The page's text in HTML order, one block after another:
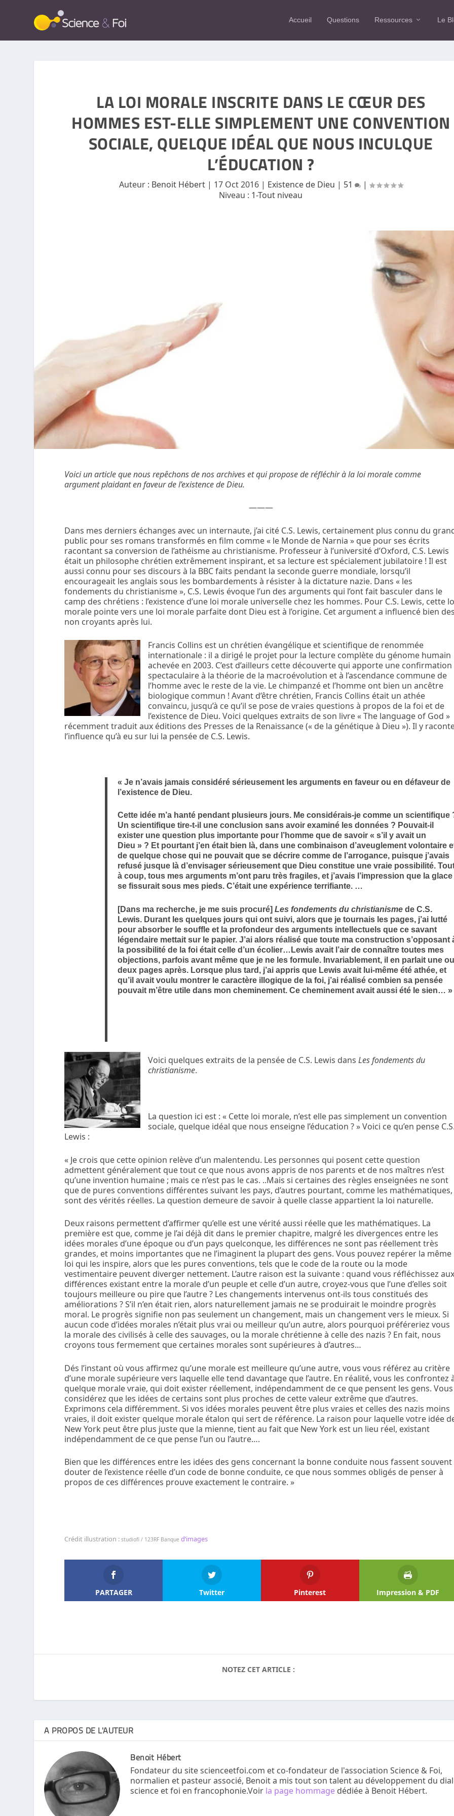
Accueil Questions Ressources Le
LA LOI MORALE INSCRITE DANS LE CŒUR DES
HOMMES EST-ELLE SIMPLEMENT UNE CONVENTION
SOCIALE, QUELQUE IDÉAL QUE NOUS INCULQUE
L’ÉDUCATION ?
Auteur : Benoit Hébert| 17 Oct 2016| Existence de Dieu | 51
|
Niveau : 1-Tout niveau
Voici un article que nous repêchons de nos archives et qui propose de réfléchir à la loi morale comme
argument plaidant en faveur de l’existence de Dieu.
———
Dans mes derniers échanges avec un internaute, j’ai cité C.S. Lewis, certainement plus connu du
public pour ses romans transformés en film comme « le Monde de Narnia » que pour ses écrits
racontant sa conversion de l’athéisme au christianisme. Professeur à l’université d’Oxford, C.S. Lewis
était un philosophe chrétien extrêmement inspirant, et sa lecture est spécialement jubilatoire ! Il est
aussi connu pour ses discours à la BBC faits pendant la seconde guerre mondiale, lorsqu’il
encourageait les anglais sous les bombardements à résister à la dictature nazie. Dans « les
fondements du christianisme », C.S. Lewis évoque l’un des arguments qui l’ont fait basculer dans le
camp des chrétiens : l’existence d’une loi morale universelle chez les hommes. Pour C.S. Lewis, cette
morale pointe vers une loi morale parfaite dont Dieu est à l’origine. Cet argument a influencé bien
non croyants après lui.
Francis Collins est un chrétien évangélique et scientifique de renommée
internationale : il a dirigé le projet pour la lecture complète du génome humain
achevée en 2003. C’est d’ailleurs cette découverte qui apporte une confirmation
spectaculaire à la théorie de la macroévolution et à l’ascendance commune de
l’homme avec le reste de la vie. Le chimpanzé et l’homme ont bien un ancêtre
biologique commun ! Avant d’être chrétien, Francis Collins était un athée
convaincu, jusqu’à ce qu’il se pose de vraies questions à propos de la foi et de
l’existence de Dieu. Voici quelques extraits de son livre « The language of God »
récemment traduit aux éditions des Presses de la Renaissance (« de la génétique à Dieu »). Il y
l’influence qu’à eu sur lui la pensée de C.S. Lewis.
« Je n’avais jamais considéré sérieusement les arguments en faveur ou en défaveur de
l’existence de Dieu.
Cette idée m’a hanté pendant plusieurs jours. Me considérais-je comme un scientifique
Un scientifique tire-t-il une conclusion sans avoir examiné les données ? Pouvait-il
exister une question plus importante pour l’homme que de savoir « s’il y avait un
Dieu » ? Et pourtant j’en était bien là, dans une combinaison d’aveuglement volontaire
de quelque chose qui ne pouvait que se décrire comme de l’arrogance, puisque j’avais
refusé jusque là d’envisager sérieusement que Dieu constitue une vraie possibilité.
à coup, tous mes arguments m’ont paru très fragiles, et j’avais l’impression que la glace
se fissurait sous mes pieds. C’était une expérience terrifiante. …
[Dans ma recherche, je me suis procuré]Les fondements du christianisme de C.S.
Lewis. Durant les quelques jours qui ont suivi, alors que je tournais les pages, j’ai lutté
pour absorber le souffle et la profondeur des arguments intellectuels que ce savant
légendaire mettait sur le papier. J’ai alors réalisé que toute ma construction s’opposant
la possibilité de la foi était celle d’un écolier…Lewis avait l’air de connaître toutes mes
objections, parfois avant même que je ne les formule. Invariablement, il en parlait une
deux pages après. Lorsque plus tard, j’ai appris que Lewis avait lui-même été athée, et
qu’il avait voulu montrer le caractère illogique de la foi, j’ai réalisé combien sa pensée
pouvait m’être utile dans mon cheminement. Ce cheminement avait aussi été le sien… »
Voici quelques extraits de la pensée de C.S. Lewis dansLes fondements du
christianisme.
La question ici est : « Cette loi morale, n’est elle pas simplement un convention
sociale, quelque idéal que nous enseigne l’éducation ? » Voici ce qu’en pense
Lewis :
« Je crois que cette opinion relève d’un malentendu. Les personnes qui posent cette question
admettent généralement que tout ce que nous avons appris de nos parents et de nos maîtres n’est
qu’une invention humaine ; mais ce n’est pas le cas. ..Mais si certaines des règles enseignées ne sont
que de pures conventions différentes suivant les pays, d’autres pourtant, comme les mathématiques,
sont des vérités réelles. La question demeure de savoir à quelle classe appartient la loi naturelle.
Deux raisons permettent d’affirmer qu’elle est une vérité aussi réelle que les mathématiques. La
première est que, comme je l’ai déjà dit dans le premier chapitre, malgré les divergences entre les
idées morales d’une époque ou d’un pays quelconque, les différences ne sont pas réellement très
grandes, et moins importantes que ne l’imaginent la plupart des gens. Vous pouvez repérer la même
loi qui les inspire, alors que les pures conventions, tels que le code de la route ou la mode
vestimentaire peuvent diverger nettement. L’autre raison est la suivante : quand vous réfléchissez
différences existant entre la morale d’un peuple et celle d’un autre, croyez-vous que l’une d’elles soit
toujours meilleure ou pire que l’autre ? Les changements intervenus ont-ils tous constitués des
améliorations ? S’il n’en était rien, alors naturellement jamais ne se produirait le moindre progrès
moral. Le progrès signifie non pas seulement un changement, mais un changement vers le mieux. Si
aucun code d’idées morales n’était plus vrai ou meilleur qu’un autre, alors pourquoi préféreriez vous
la morale des civilisés à celle des sauvages, ou la morale chrétienne à celle des nazis ? En fait, nous
croyons tous fermement que certaines morales sont supérieures à d’autres…
Dés l’instant où vous affirmez qu’une morale est meilleure qu’une autre, vous vous référez au critère
d’une morale supérieure vers laquelle elle tend davantage que l’autre. En réalité, vous les confrontez
quelque morale vraie, qui doit exister réellement, indépendamment de ce que pensent les gens. Vous
considérez que les idées de certains sont plus proches de cette valeur extrême que d’autres.
Exprimons cela différemment. Si vos idées morales peuvent être plus vraies et celles des nazis moins
vraies, il doit exister quelque morale étalon qui sert de référence. La raison pour laquelle votre idée
New York peut être plus juste que la mienne, tient au fait que New York est un lieu réel, existant
indépendamment de ce que pense l’un ou l’autre….
Bien que les différences entre les idées des gens concernant la bonne conduite nous fassent souvent
douter de l’existence réelle d’un code de bonne conduite, ce que nous sommes obligés de penser à
propos de ces différences prouve exactement le contraire. »
Crédit illustration :studiofi / 123RF Banque d’images
PARTAGER Twitter Pinterest Impression & PDF
NOTEZ CET ARTICLE :
A PROPOS DE L'AUTEUR
Benoit Hébert
Fondateur du site scienceetfoi.com et co-fondateur de l'association Science & Foi,
normalien et pasteur associé, Benoit a mis tout son talent au développement du
science et foi en francophonie.Voir la page hommage dédiée à Benoit Hébert.